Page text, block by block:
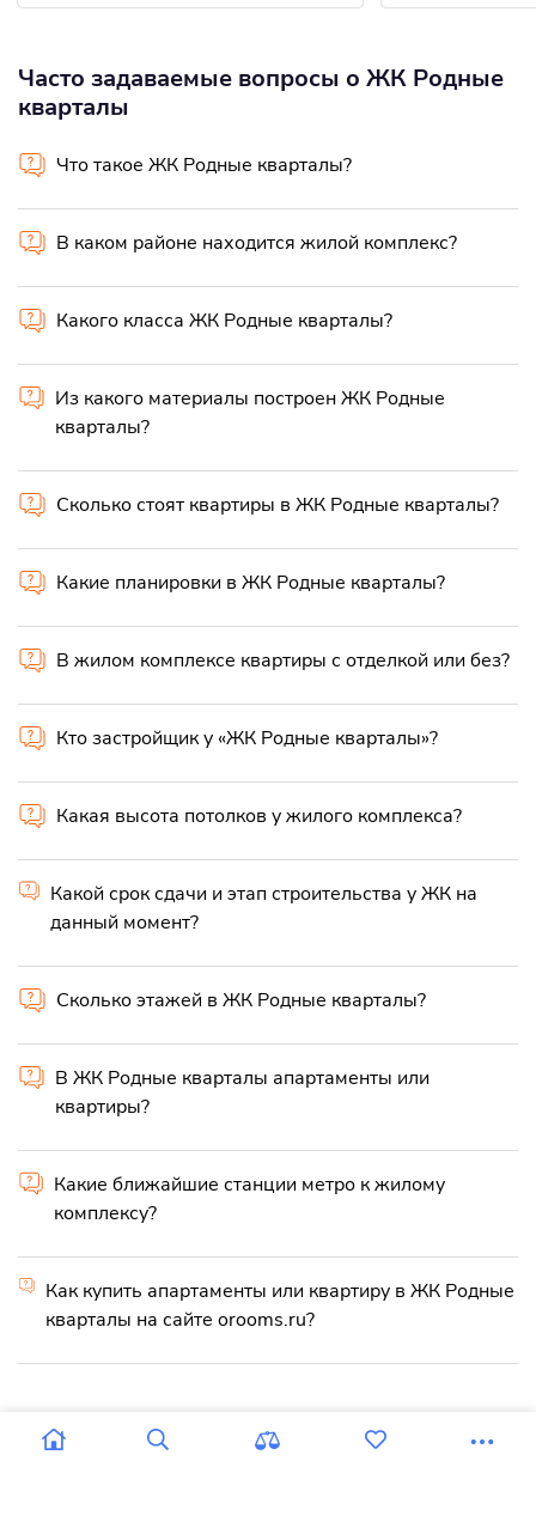
Часто задаваемые вопросы о ЖК Родные
кварталы
Что такое ЖК Родные кварталы?
В каком районе находится жилой комплекс?
Какого класса ЖК Родные кварталы?
Из какого материалы построен ЖК Родные
кварталы?
Сколько стоят квартиры в ЖК Родные кварталы?
Какие планировки в ЖК Родные кварталы?
В жилом комплексе квартиры с отделкой или без?
Кто застройщик у «ЖК Родные кварталы»?
Какая высота потолков у жилого комплекса?
Какой срок сдачи и этап строительства у ЖК на
данный момент?
Сколько этажей в ЖК Родные кварталы?
В ЖК Родные кварталы апартаменты или
квартиры?
Какие ближайшие станции метро к жилому
комплексу?
Как купить апартаменты или квартиру в ЖК Родные
кварталы на сайте orooms.ru?